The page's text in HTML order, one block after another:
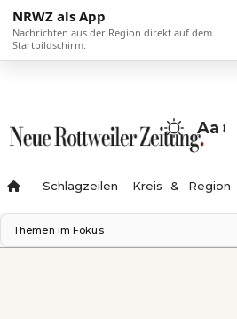
NRWZ als App
Nachrichten aus der Region direkt auf dem
Startbildschirm.
Aa
Schlagzeilen Kreis & Region
Themen im Fokus